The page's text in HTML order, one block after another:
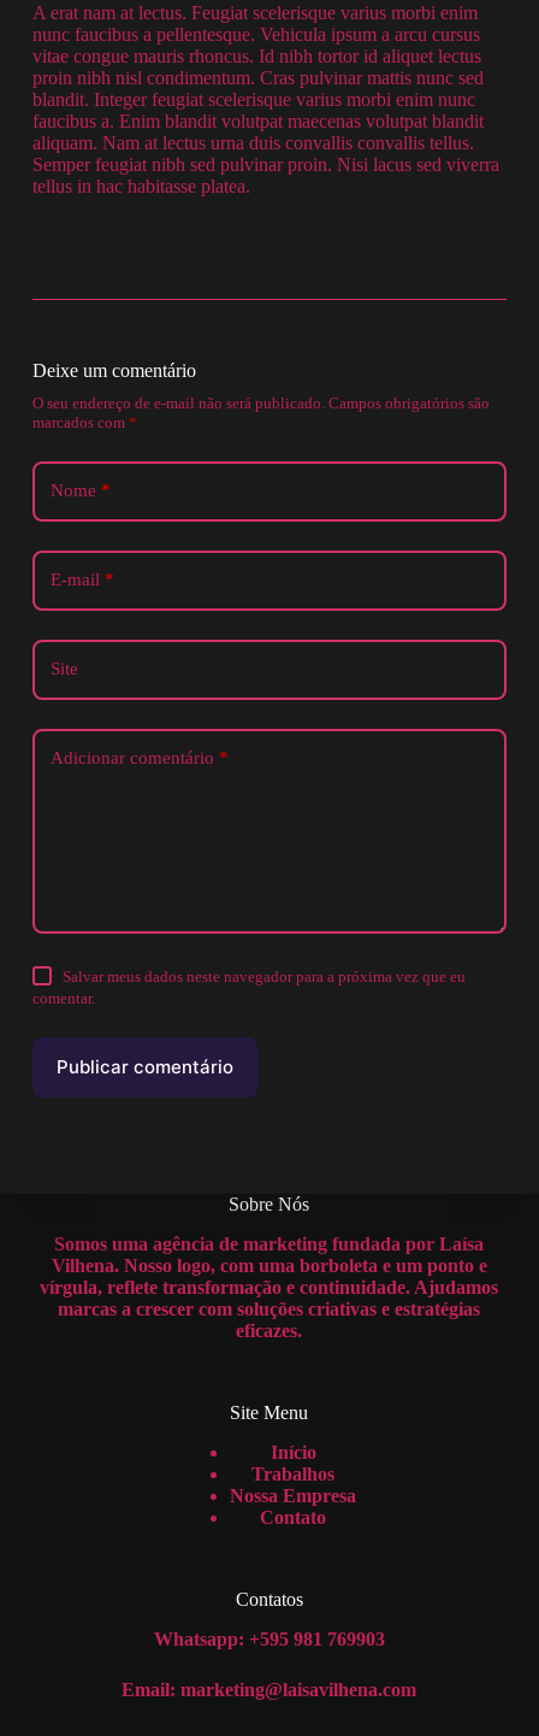
A erat nam at lectus. Feugiat scelerisque varius morbi enim
nunc faucibus a pellentesque. Vehicula ipsum a arcu cursus
vitae congue mauris rhoncus. Id nibh tortor id aliquet lectus
proin nibh nisl condimentum. Cras pulvinar mattis nunc sed
blandit. Integer feugiat scelerisque varius morbi enim nunc
faucibus a. Enim blandit volutpat maecenas volutpat blandit
aliquam. Nam at lectus urna duis convallis convallis tellus.
Semper feugiat nibh sed pulvinar proin. Nisi lacus sed viverra
tellus in hac habitasse platea.
Deixe um comentário
O seu endereço de e-mail não será publicado. Campos obrigatórios são
marcados com *
Nome *
E-mail*
Site
Adicionar comentário *
Salvar meus dados neste navegador para a próxima vez que eu
comentar.
Publicar comentário
Sobre Nós
Somos uma agência de marketing fundada por Laísa
Vilhena. Nosso logo, com uma borboleta e um ponto e
vírgula, reflete transformação e continuidade. Ajudamos
marcas a crescer com soluções criativas e estratégias
eficazes.
Site Menu
Início
Trabalhos
Nossa Empresa
Contato
Contatos
Whatsapp: +595 981 769903
Email: marketing@laisavilhena.com